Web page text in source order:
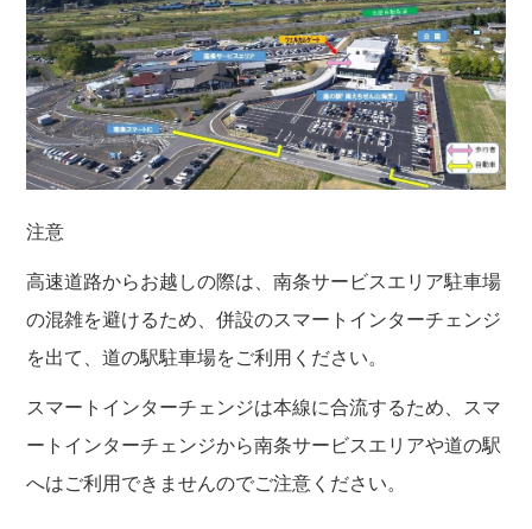
注意
高速道路からお越しの際は、南条サービスエリア駐車場
の混雑を避けるため、併設のスマートインターチェンジ
を出て、道の駅駐車場をご利用ください。
スマートインターチェンジは本線に合流するため、スマ
ートインターチェンジから南条サービスエリアや道の駅
へはご利用できませんのでご注意ください。